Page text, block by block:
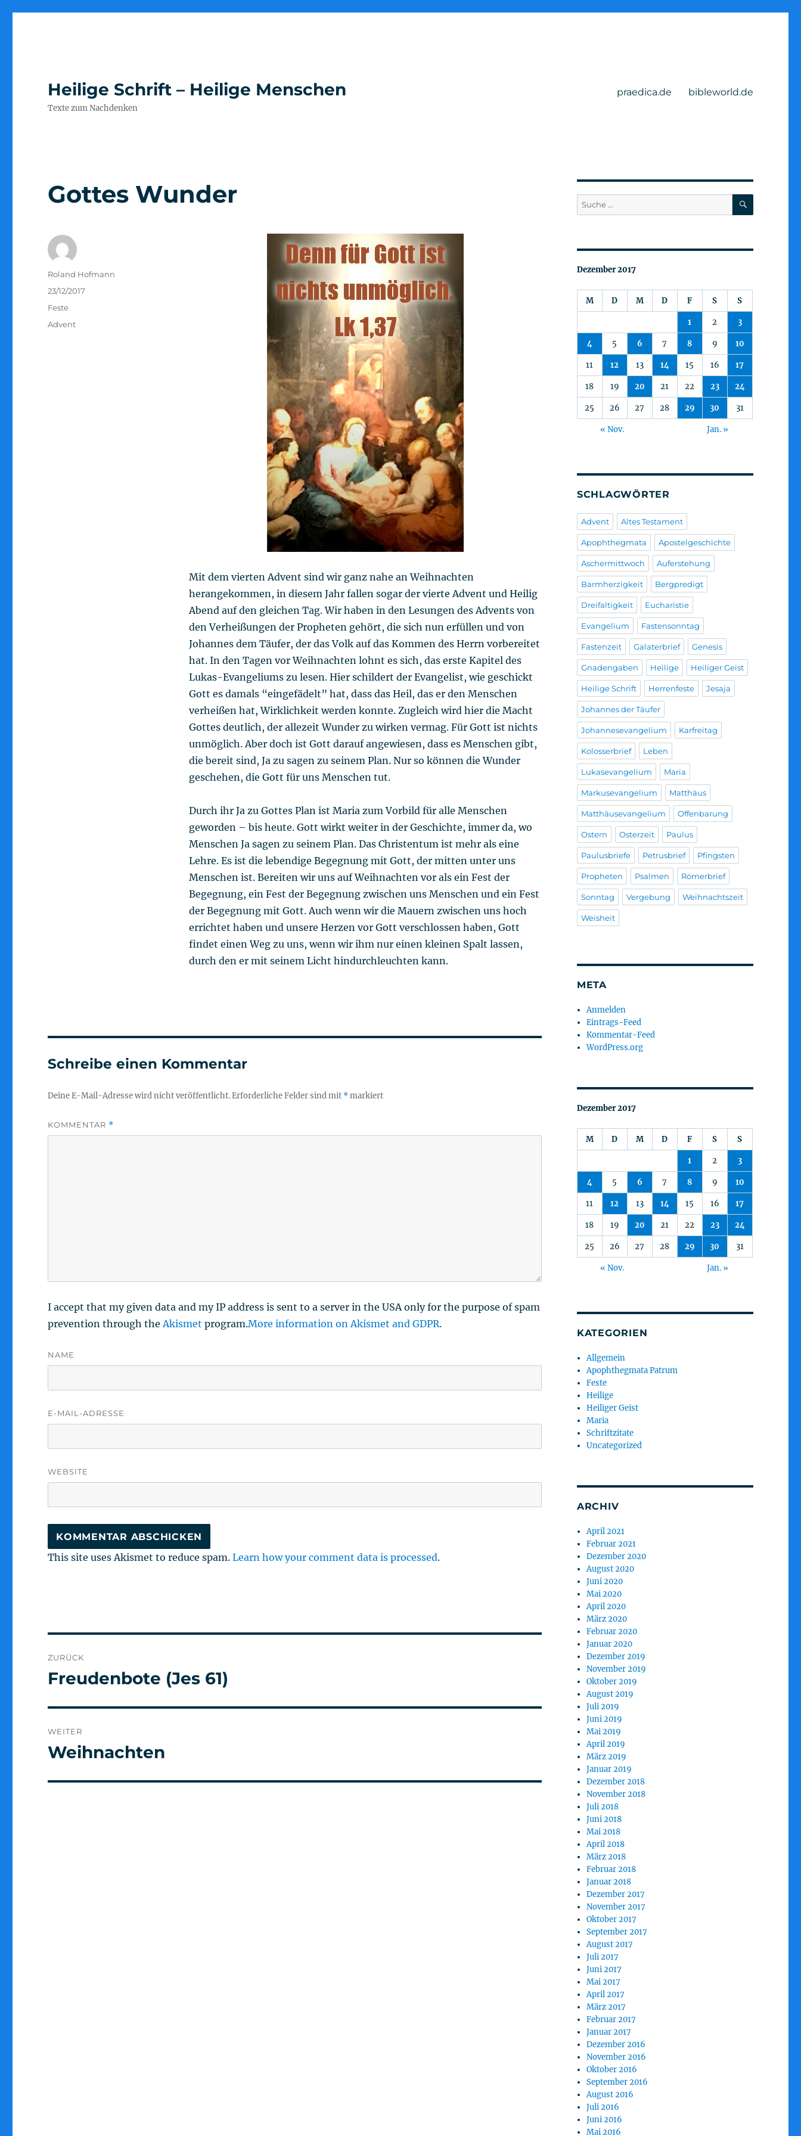
Heilige Schrift – Heilige Menschen
Texte zum Nachdenken
praedica.de bibleworld.de
Gottes Wunder
Mit dem vierten Advent sind wir ganz nahe an Weihnachten
herangekommen, in diesem Jahr fallen sogar der vierte Advent und Heilig
Abend auf den gleichen Tag. Wir haben in den Lesungen des Advents von
den Verheißungen der Propheten gehört, die sich nun erfüllen und von
Johannes dem Täufer, der das Volk auf das Kommen des Herrn vorbereitet
hat. In den Tagen vor Weihnachten lohnt es sich, das erste Kapitel des
Lukas-Evangeliums zu lesen. Hier schildert der Evangelist, wie geschickt
Gott es damals “eingefädelt” hat, dass das Heil, das er den Menschen
verheißen hat, Wirklichkeit werden konnte. Zugleich wird hier die Macht
Gottes deutlich, der allezeit Wunder zu wirken vermag. Für Gott ist nichts
unmöglich. Aber doch ist Gott darauf angewiesen, dass es Menschen gibt,
die bereit sind, Ja zu sagen zu seinem Plan. Nur so können die Wunder
geschehen, die Gott für uns Menschen tut.
Durch ihr Ja zu Gottes Plan ist Maria zum Vorbild für alle Menschen
geworden – bis heute. Gott wirkt weiter in der Geschichte, immer da, wo
Menschen Ja sagen zu seinem Plan. Das Christentum ist mehr als eine
Lehre. Es ist die lebendige Begegnung mit Gott, der mitten unter uns
Menschen ist. Bereiten wir uns auf Weihnachten vor als ein Fest der
Begegnung, ein Fest der Begegnung zwischen uns Menschen und ein Fest
der Begegnung mit Gott. Auch wenn wir die Mauern zwischen uns hoch
errichtet haben und unsere Herzen vor Gott verschlossen haben, Gott
findet einen Weg zu uns, wenn wir ihm nur einen kleinen Spalt lassen,
durch den er mit seinem Licht hindurchleuchten kann.
Autor
Roland Hofmann
Veröffentlicht
23/12/2017
Kategorien
Feste
Schlagwörter
Advent
Schreibe einen Kommentar
Deine E-Mail-Adresse wird nicht veröffentlicht.Erforderliche Felder sind mit *markiert
KOMMENTAR *
I accept that my given data and my IP address is sent to a server in the USA only for the purpose of spam
prevention through theAkismet program.More information on Akismet and GDPR.
NAME
E-MAIL-ADRESSE
WEBSITE
This site uses Akismet to reduce spam.Learn how your comment data is processed.
ZURÜCK
Vorheriger
Freudenbote (Jes 61)
WEITER
Nächster
Weihnachten
Suche
nach:
SUCHEN
Dezember 2017
M D M D F S S
1 2 3
4 5 6 7 8 9 10
11 12 13 14 15 16 17
18 19 20 21 22 23 24
25 26 27 28 29 30 31
« Nov. Jan. »
SCHLAGWÖRTER
Advent Altes Testament
Apophthegmata Apostelgeschichte
Aschermittwoch Auferstehung
Barmherzigkeit Bergpredigt
Dreifaltigkeit Eucharistie
Evangelium Fastensonntag
Fastenzeit Galaterbrief Genesis
Gnadengaben Heilige Heiliger Geist
Heilige Schrift Herrenfeste Jesaja
Johannes der Täufer
Johannesevangelium Karfreitag
Kolosserbrief Leben
Lukasevangelium Maria
Markusevangelium Matthäus
Matthäusevangelium Offenbarung
Ostern Osterzeit Paulus
Paulusbriefe Petrusbrief Pfingsten
Propheten Psalmen Römerbrief
Sonntag Vergebung Weihnachtszeit
Weisheit
META
Anmelden
Eintrags-Feed
Kommentar-Feed
WordPress.org
Dezember 2017
M D M D F S S
1 2 3
4 5 6 7 8 9 10
11 12 13 14 15 16 17
18 19 20 21 22 23 24
25 26 27 28 29 30 31
« Nov. Jan. »
KATEGORIEN
Allgemein
Apophthegmata Patrum
Feste
Heilige
Heiliger Geist
Maria
Schriftzitate
Uncategorized
ARCHIV
April 2021
Februar 2021
Dezember 2020
August 2020
Juni 2020
Mai 2020
April 2020
März 2020
Februar 2020
Januar 2020
Dezember 2019
November 2019
Oktober 2019
August 2019
Juli 2019
Juni 2019
Mai 2019
April 2019
März 2019
Januar 2019
Dezember 2018
November 2018
Juli 2018
Juni 2018
Mai 2018
April 2018
März 2018
Februar 2018
Januar 2018
Dezember 2017
November 2017
Oktober 2017
September 2017
August 2017
Juli 2017
Juni 2017
Mai 2017
April 2017
März 2017
Februar 2017
Januar 2017
Dezember 2016
November 2016
Oktober 2016
September 2016
August 2016
Juli 2016
Juni 2016
Mai 2016